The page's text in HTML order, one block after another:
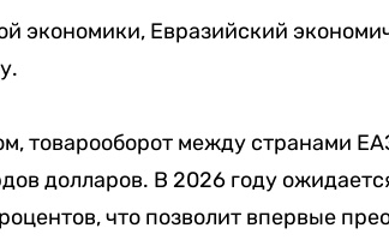
экономики, Евразийский
товарооборот между странами
долларов. В 2026 году
что позволит впервые